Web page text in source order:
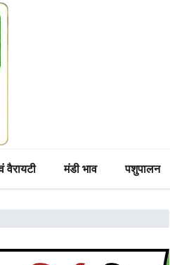
वैरायटी मंडी भाव पशुपालन